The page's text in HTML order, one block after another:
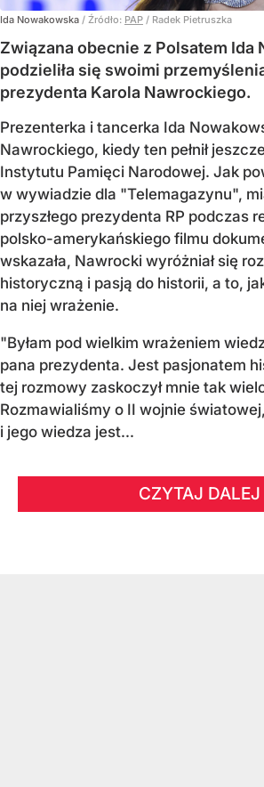
Ida Nowakowska / Źródło: PAP / Radek Pietruszka
Związana obecnie z Polsatem Ida
podzieliła się swoimi
prezydenta Karola Nawrockiego.
Prezenterka i tancerka Ida
Nawrockiego, kiedy ten pełnił
Instytutu Pamięci Narodowej. Jak
w wywiadzie dla "Telemagazynu",
przyszłego prezydenta RP podczas
polsko-amerykańskiego filmu
wskazała, Nawrocki wyróżniał się
historyczną i pasją do historii, a to,
na niej wrażenie.
"Byłam pod wielkim wrażeniem
pana prezydenta. Jest pasjonatem
tej rozmowy zaskoczył mnie tak
Rozmawialiśmy o II wojnie
i jego wiedza jest...
CZYTAJ DALEJ